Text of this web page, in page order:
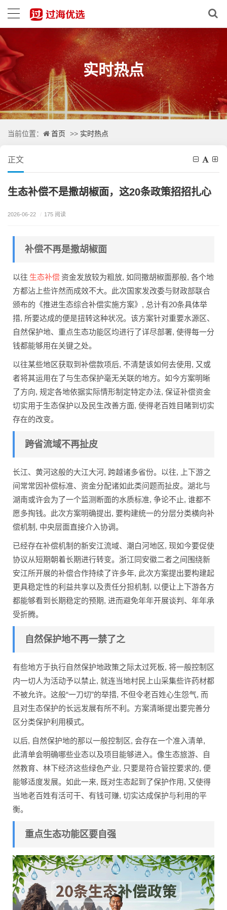
实时热点
当前位置： 首页 >> 实时热点
正文
生态补偿不是撒胡椒面，这20条政策招招扎心
2026-06-22 / 175 阅读
补偿不再是撒胡椒面
以往 生态补偿 资金发放较为粗放, 如同撒胡椒面那般, 各个地
方都沾上些许然而成效不大。此次国家发改委与财政部联合
颁布的《推进生态综合补偿实施方案》, 总计有20条具体举
措, 所要达成的便是扭转这种状况。该方案针对重要水源区、
自然保护地、重点生态功能区均进行了详尽部署, 使得每一分
钱都能够用在关键之处。
以往某些地区获取到补偿款项后, 不清楚该如何去使用, 又或
者将其运用在了与生态保护毫无关联的地方。如今方案明晰
了方向, 规定各地依据实际情形制定特定办法, 保证补偿资金
切实用于生态保护以及民生改善方面, 使得老百姓目睹到切实
存在的改变。
跨省流域不再扯皮
长江、黄河这般的大江大河, 跨越诸多省份。以往, 上下游之
间常常因补偿标准、资金分配诸如此类问题而扯皮。湖北与
湖南或许会为了一个监测断面的水质标准, 争论不止, 谁都不
愿多掏钱。此次方案明确提出, 要构建统一的分层分类横向补
偿机制, 中央层面直接介入协调。
已经存在补偿机制的新安江流域、潮白河地区, 现如今要促使
协议从短期朝着长期进行转变。浙江同安徽二者之间围绕新
安江所开展的补偿合作持续了许多年, 此次方案提出要构建起
更具稳定性的利益共享以及责任分担机制, 以便让上下游各方
都能够看到长期稳定的预期, 进而避免年年开展谈判、年年承
受折腾。
自然保护地不再一禁了之
有些地方于执行自然保护地政策之际太过死板, 将一般控制区
内一切人为活动予以禁止, 就连当地村民上山采集些许药材都
不被允许。这般“一刀切”的举措, 不但令老百姓心生怨气, 而
且对生态保护的长远发展有所不利。方案清晰提出要完善分
区分类保护利用模式。
以后, 自然保护地的那以一般控制区, 会存在一个准入清单,
此清单会明确哪些业态以及项目能够进入。像生态旅游、自
然教育、林下经济这些绿色产业, 只要是符合管控要求的, 便
能够适度发展。如此一来, 既对生态起到了保护作用, 又使得
当地老百姓有活可干、有钱可赚, 切实达成保护与利用的平
衡。
重点生态功能区要自强